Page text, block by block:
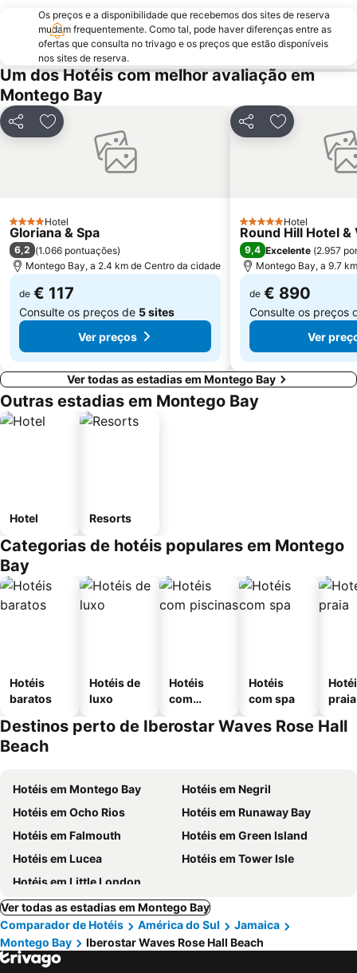
Os preços e a disponibilidade que recebemos dos sites de reserva
mudam frequentemente. Como tal, pode haver diferenças entre as
ofertas que consulta no trivago e os preços que estão disponíveis
nos sites de reserva.
Um dos Hotéis com melhor avaliação em
Montego Bay
PartilharAdicionar aos favoritos
4 Estrelas
Hotel
Gloriana & Spa
6,2 (1.066 pontuações)
Montego Bay, a 2.4 km de Centro da cidade
de € 117
Consulte os preços de 5 sites
Ver preços
PartilharAdicionar
5 EstrelasHotel
Round Hill Hotel &
9,4 Excelente (2.957
Montego Bay, a 9.7
de € 890
Consulte os preços
Ver
Ver todas as estadias em Montego Bay
Outras estadias em Montego Bay
Hotel Resorts
Categorias de hotéis populares em Montego
Bay
Hotéis
baratos
Hotéis de
luxo
Hotéis
com
Hotéis
com spa
praia
Destinos perto de Iberostar Waves Rose Hall
Beach
Hotéis em Montego Bay
Hotéis em Negril
Hotéis em Ocho Rios
Hotéis em Runaway Bay
Hotéis em Falmouth
Hotéis em Green Island
Hotéis em Lucea
Hotéis em Tower Isle
Hotéis em Little London
Ver todas as estadias em Montego Bay
Comparador de Hotéis
América do Sul
Jamaica
Montego Bay
Iberostar Waves Rose Hall Beach